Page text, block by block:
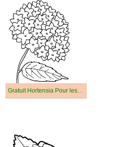
Gratuit Hortensia Pour les Enfants